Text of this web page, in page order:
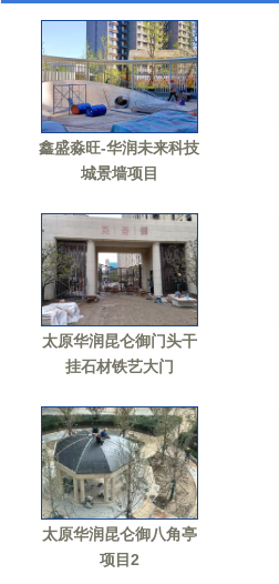
鑫盛淼旺-华润未来科技
城景墙项目
太原华润昆仑御门头干
挂石材铁艺大门
太原华润昆仑御八角亭
项目2